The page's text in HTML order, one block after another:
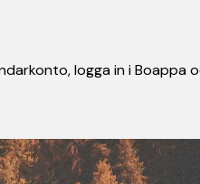
logga in i Boappa